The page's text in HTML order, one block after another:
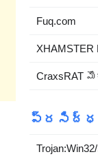
Fuq.com
XHAMSTER
ప్రసిద్ధ